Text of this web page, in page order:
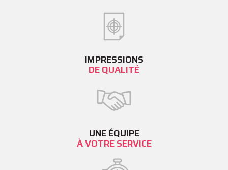
IMPRESSIONS
DE QUALITÉ
UNE ÉQUIPE
À VOTRE SERVICE